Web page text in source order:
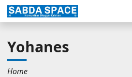
Yohanes
Home